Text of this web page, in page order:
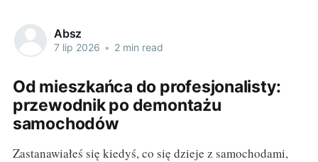
Absz
7 lip 2026 • 2 min read
Od mieszkańca do profesjonalisty:
przewodnik po demontażu
samochodów
Zastanawiałeś się kiedyś, co się dzieje z samochodami,